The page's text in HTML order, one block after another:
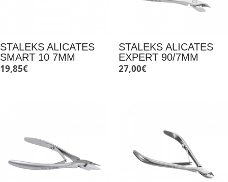
STALEKS ALICATES
SMART 10 7MM
19,85€
STALEKS ALICATES
EXPERT 90/7MM
27,00€